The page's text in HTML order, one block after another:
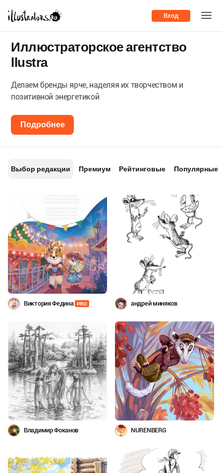
Вход
Иллюстраторское агентство
llustra
Делаем бренды ярче, наделяя их творчеством и
позитивной энергетикой
Подробнее
Выбор редакции Премиум Рейтинговые Популярные
Виктория Федина PRO андрей миняков
Владимир Фоканов NURENBERG